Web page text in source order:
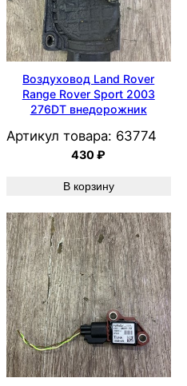
Воздуховод Land Rover
Range Rover Sport 2003
276DT внедорожник
Артикул товара: 63774
430₽
В корзину